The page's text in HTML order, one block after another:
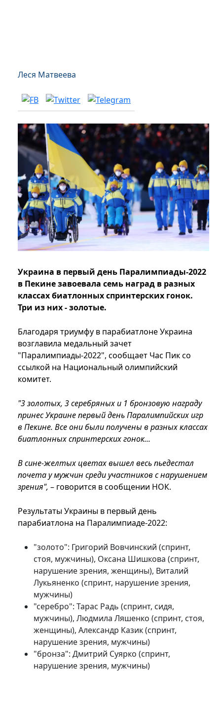
Леся Матвеева
Украина в первый день Паралимпиады-2022
в Пекине завоевала семь наград в разных
классах биатлонных спринтерских гонок.
Три из них - золотые.
Благодаря триумфу в парабиатлоне Украина
возглавила медальный зачет
"Паралимпиады-2022", сообщает Час Пик со
ссылкой на Национальный олимпийский
комитет.
"3 золотых, 3 серебряных и 1 бронзовую награду
принес Украине первый день Паралимпийских игр
в Пекине. Все они были получены в разных классах
биатлонных спринтерских гонок...
В сине-желтых цветах вышел весь пьедестал
почета у мужчин среди участников с нарушением
зрения", – говорится в сообщении НОК.
Результаты Украины в первый день
парабиатлона на Паралимпиаде-2022:
"золото": Григорий Вовчинский (спринт,
стоя, мужчины), Оксана Шишкова (спринт,
нарушение зрения, женщины), Виталий
Лукьяненко (спринт, нарушение зрения,
мужчины)
"серебро": Тарас Радь (спринт, сидя,
мужчины), Людмила Ляшенко (спринт, стоя,
женщины), Александр Казик (спринт,
нарушение зрения, мужчины)
"бронза": Дмитрий Суярко (спринт,
нарушение зрения, мужчины)